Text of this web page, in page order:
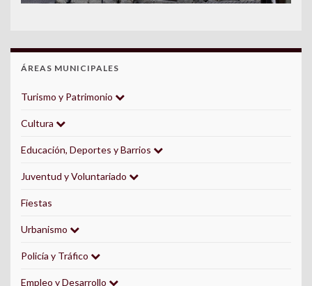
ÁREAS MUNICIPALES
Turismo y Patrimonio
Cultura
Educación, Deportes y Barrios
Juventud y Voluntariado
Fiestas
Urbanismo
Policía y Tráfico
Empleo y Desarrollo